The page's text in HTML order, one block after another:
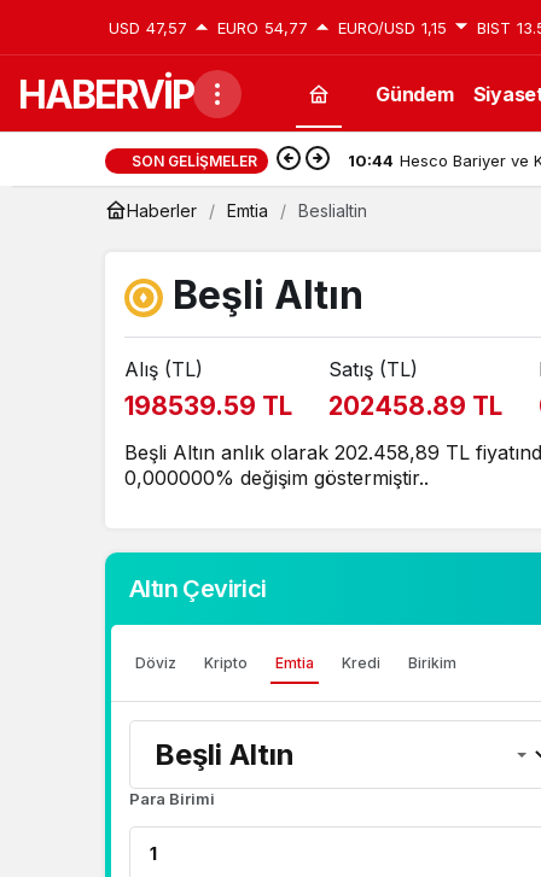
USD 47,57 EURO 54,77 EURO/USD 1,15 BIST
HABERVİP Gündem
SON GELIŞMELER 10:44 Hesco Bariyer ve
Haberler Emtia Beslialtin
Beşli Altın
Alış (TL)
198539.59 TL
Satış (TL)
202458.89 TL
Beşli Altın anlık olarak 202.458,89 TL
0,000000% değişim göstermiştir..
Altın Çevirici
Döviz Kripto Emtia Kredi Birikim
Para Birimi